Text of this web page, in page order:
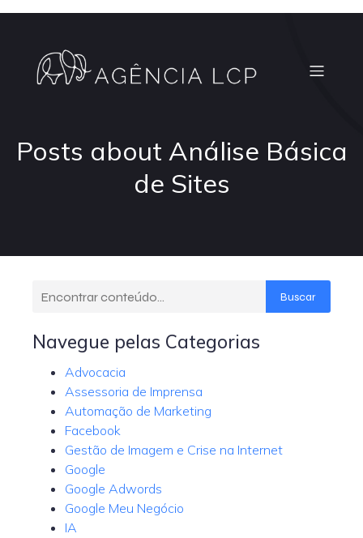
Posts about Análise Básica
de Sites
Buscar
Navegue pelas Categorias
Advocacia
Assessoria de Imprensa
Automação de Marketing
Facebook
Gestão de Imagem e Crise na Internet
Google
Google Adwords
Google Meu Negócio
IA